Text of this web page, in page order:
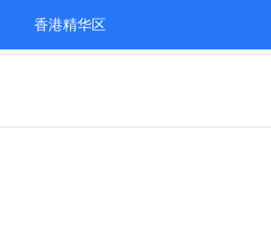
香港精华区